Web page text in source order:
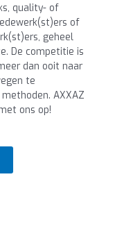
quality- of
of
geheel
De competitie is
dan ooit naar
te
AXXAZ
ons op!